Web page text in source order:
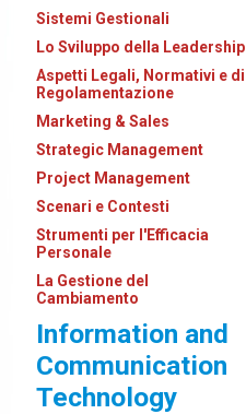
Sistemi Gestionali
Lo Sviluppo della Leadership
Aspetti Legali, Normativi e di
Regolamentazione
Marketing & Sales
Strategic Management
Project Management
Scenari e Contesti
Strumenti per l'Efficacia
Personale
La Gestione del
Cambiamento
Information and
Communication
Technology